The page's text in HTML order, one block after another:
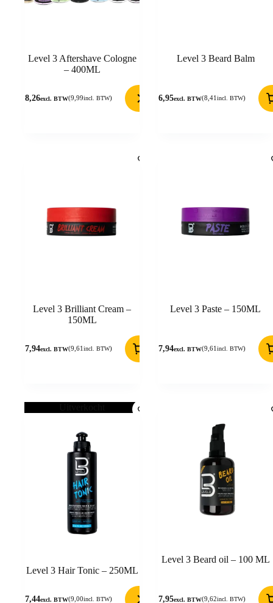
Level 3 Aftershave Cologne
– 400ML
8,26excl. BTW(9,99incl. BTW)
Level 3 Beard Balm
6,95excl. BTW(8,41 incl. BTW)
Level 3 Brilliant Cream –
150ML
7,94excl. BTW(9,61 incl. BTW)
Level 3 Paste – 150ML
7,94excl. BTW(9,61 incl. BTW)
Level 3 Hair Tonic – 250ML
7,44excl. BTW(9,00incl. BTW)
Level 3 Beard oil – 100 ML
7,95excl. BTW(9,62incl. BTW)